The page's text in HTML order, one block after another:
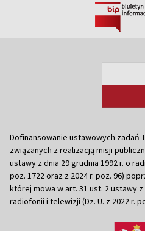
Dofinansowanie ustawowych zadań
związanych z realizacją misji
ustawy z dnia 29 grudnia 1992 r. o
poz. 1722 oraz z 2024 r. poz. 96)
której mowa w art. 31 ust. 2 ustawy z
radiofonii i telewizji (Dz. U. z 2022 r.